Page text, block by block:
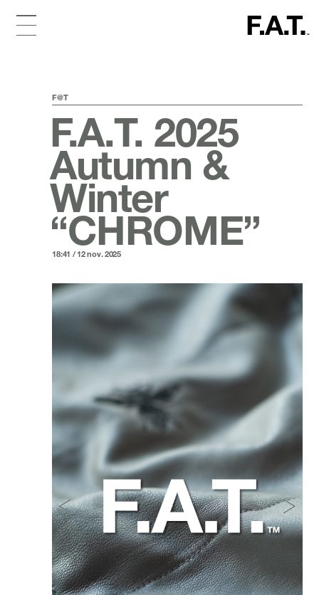
F@T
F.A.T. 2025
Autumn &
Winter
“CHROME”
18:41 / 12 nov. 2025